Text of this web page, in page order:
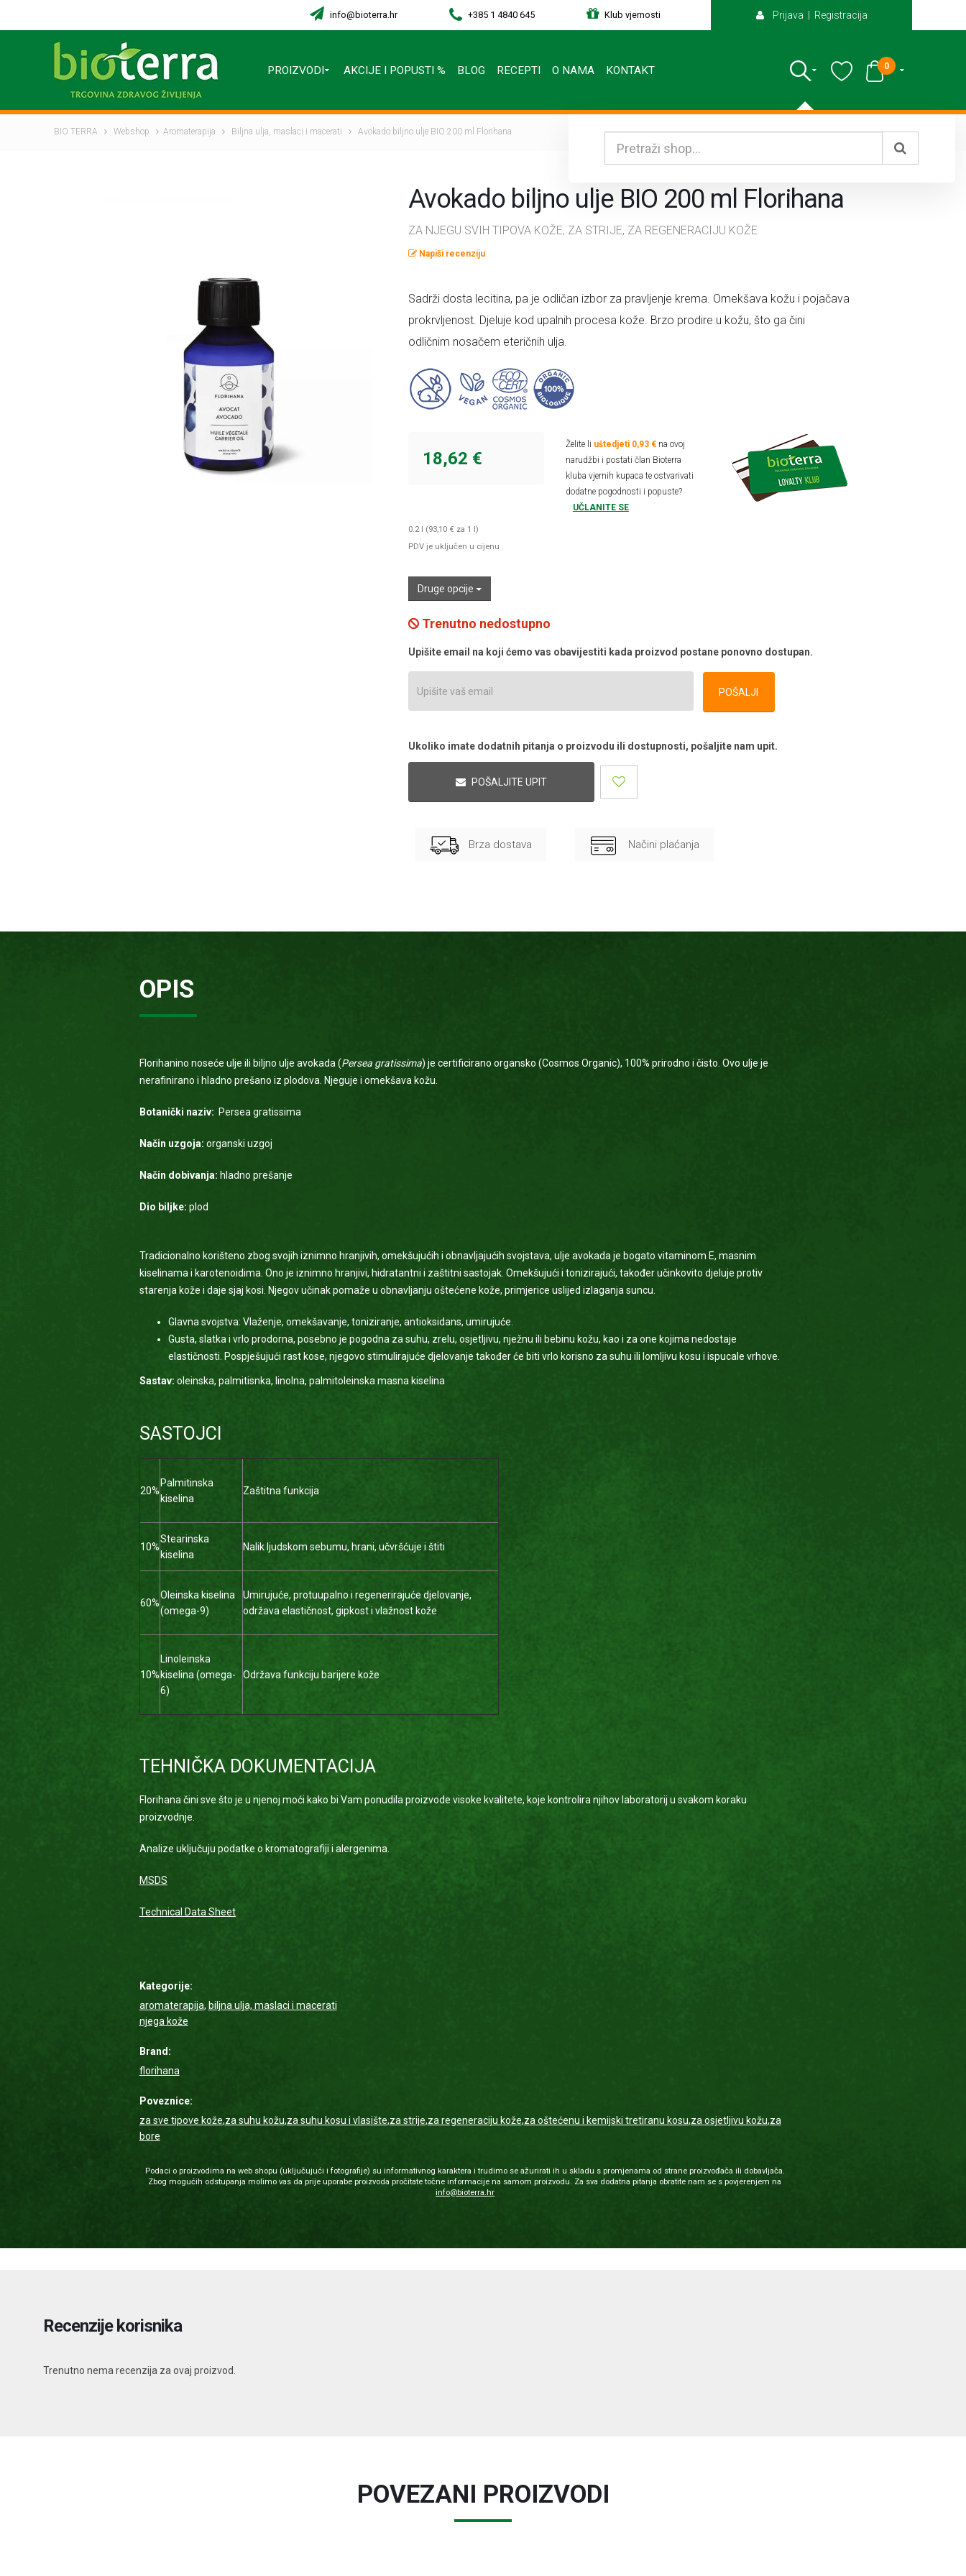
Prijava | Registracija
info@bioterra.hr +385 1 4840 645 Klub vjernosti
PROIZVODI AKCIJE I POPUSTI % BLOG RECEPTI O NAMA KONTAKT 0
BIO TERRA Webshop Aromaterapija Biljna ulja, maslaci i macerati Avokado biljno ulje BIO 200 ml Florihana
Avokado biljno ulje BIO 200 ml Florihana
ZA NJEGU SVIH TIPOVA KOŽE, ZA STRIJE, ZA REGENERACIJU KOŽE
Napiši recenziju
Sadrži dosta lecitina, pa je odličan izbor za pravljenje krema. Omekšava kožu i pojačava
prokrvljenost. Djeluje kod upalnih procesa kože. Brzo prodire u kožu, što ga čini
odličnim nosačem eteričnih ulja.
18,62 €
Želite li uštedjeti 0,93 €na ovoj
narudžbi i postati član Bioterra
kluba vjernih kupaca te ostvarivati
dodatne pogodnosti i popuste?
UČLANITE SE
0.2 l (93,10 € za 1 l)
PDV je uključen u cijenu
Druge opcije
Trenutno nedostupno
Upišite email na koji ćemo vas obavijestiti kada proizvod postane ponovno dostupan.
POŠALJI
Ukoliko imate dodatnih pitanja o proizvodu ili dostupnosti, pošaljite nam upit.
POŠALJITE UPIT
Brza dostava Načini plaćanja
OPIS
Florihanino noseće ulje ili biljno ulje avokada (Persea gratissima) je certificirano organsko (Cosmos Organic), 100% prirodno i čisto. Ovo ulje je
nerafinirano i hladno prešano iz plodova. Njeguje i omekšava kožu.
Botanički naziv: Persea gratissima
Način uzgoja: organski uzgoj
Način dobivanja: hladno prešanje
Dio biljke: plod
Tradicionalno korišteno zbog svojih iznimno hranjivih, omekšujućih i obnavljajućih svojstava, ulje avokada je bogato vitaminom E, masnim
kiselinama i karotenoidima. Ono je iznimno hranjivi, hidratantni i zaštitni sastojak. Omekšujući i tonizirajući, također učinkovito djeluje protiv
starenja kože i daje sjaj kosi. Njegov učinak pomaže u obnavljanju oštećene kože, primjerice uslijed izlaganja suncu.
Glavna svojstva: Vlaženje, omekšavanje, toniziranje, antioksidans, umirujuće.
Gusta, slatka i vrlo prodorna, posebno je pogodna za suhu, zrelu, osjetljivu, nježnu ili bebinu kožu, kao i za one kojima nedostaje
elastičnosti. Pospješujući rast kose, njegovo stimulirajuće djelovanje također će biti vrlo korisno za suhu ili lomljivu kosu i ispucale vrhove.
Sastav: oleinska, palmitisnka, linolna, palmitoleinska masna kiselina
SASTOJCI
20%
Palmitinska
kiselina
Zaštitna funkcija
10%
Stearinska
kiselina
Nalik ljudskom sebumu, hrani, učvršćuje i štiti
60%
Oleinska kiselina
(omega-9)
Umirujuće, protuupalno i regenerirajuće djelovanje,
održava elastičnost, gipkost i vlažnost kože
10%
Linoleinska
kiselina (omega-
6)
Održava funkciju barijere kože
TEHNIČKA DOKUMENTACIJA
Florihana čini sve što je u njenoj moći kako bi Vam ponudila proizvode visoke kvalitete, koje kontrolira njihov laboratorij u svakom koraku
proizvodnje.
Analize uključuju podatke o kromatografiji i alergenima.
MSDS
Technical Data Sheet
Kategorije:
aromaterapija, biljna ulja, maslaci i macerati
njega kože
Brand:
florihana
Poveznice:
za sve tipove kože,za suhu kožu,za suhu kosu i vlasište,za strije,za regeneraciju kože,za oštećenu i kemijski tretiranu kosu,za osjetljivu kožu,za
bore
Podaci o proizvodima na web shopu (uključujući i fotografije) su informativnog karaktera i trudimo se ažurirati ih u skladu s promjenama od strane proizvođača ili dobavljača.
Zbog mogućih odstupanja molimo vas da prije uporabe proizvoda pročitate točne informacije na samom proizvodu. Za sva dodatna pitanja obratite nam se s povjerenjem na
info@bioterra.hr
Recenzije korisnika
Trenutno nema recenzija za ovaj proizvod.
POVEZANI PROIZVODI